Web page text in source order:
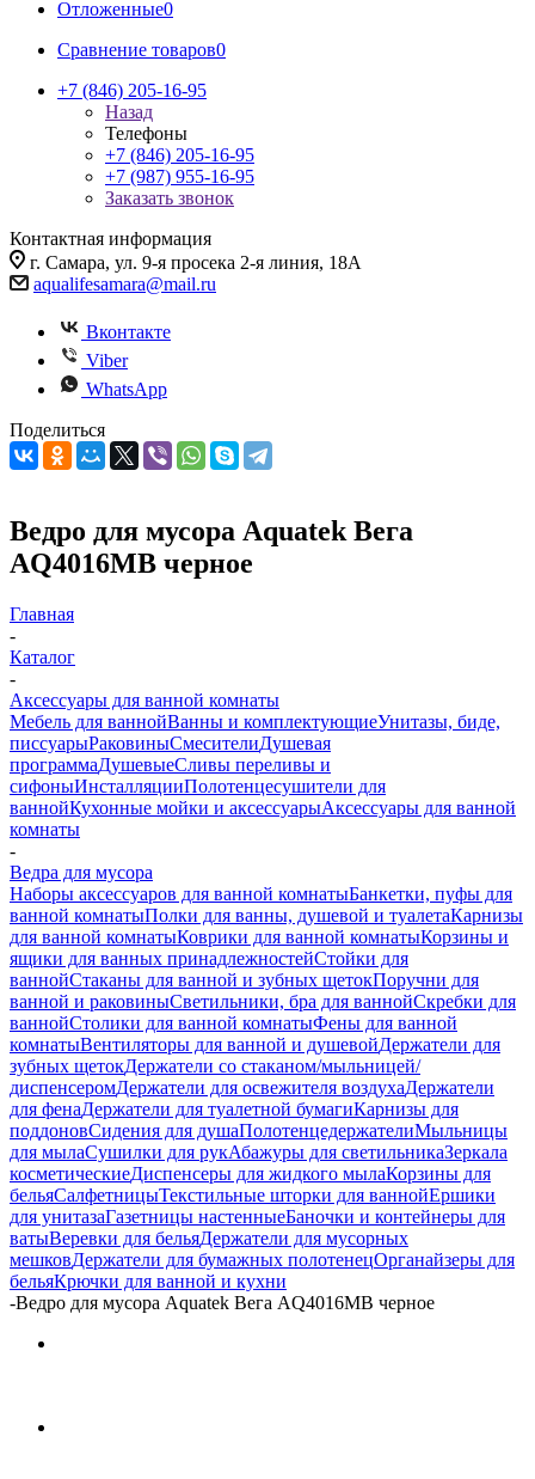
Отложенные0
Сравнение товаров0
+7 (846) 205-16-95
Назад
Телефоны
+7 (846) 205-16-95
+7 (987) 955-16-95
Заказать звонок
Контактная информация
г. Самара, ул. 9-я просека 2-я линия, 18А
aqualifesamara@mail.ru
Вконтакте
Viber
WhatsApp
Поделиться
Ведро для мусора Aquatek Вега
AQ4016MB черное
Главная
-
Каталог
-
Аксессуары для ванной комнаты
Мебель для ваннойВанны и комплектующиеУнитазы, биде,
писсуарыРаковиныСмесителиДушевая
программаДушевыеСливы переливы и
сифоныИнсталляцииПолотенцесушители для
ваннойКухонные мойки и аксессуарыАксессуары для ванной
комнаты
-
Ведра для мусора
Наборы аксессуаров для ванной комнатыБанкетки, пуфы для
ванной комнатыПолки для ванны, душевой и туалетаКарнизы
для ванной комнатыКоврики для ванной комнатыКорзины и
ящики для ванных принадлежностейСтойки для
ваннойСтаканы для ванной и зубных щетокПоручни для
ванной и раковиныСветильники, бра для ваннойСкребки для
ваннойСтолики для ванной комнатыФены для ванной
комнатыВентиляторы для ванной и душевойДержатели для
зубных щетокДержатели со стаканом/мыльницей/
диспенсеромДержатели для освежителя воздухаДержатели
для фенаДержатели для туалетной бумагиКарнизы для
поддоновСидения для душаПолотенцедержателиМыльницы
для мылаСушилки для рукАбажуры для светильникаЗеркала
косметическиеДиспенсеры для жидкого мылаКорзины для
бельяСалфетницыТекстильные шторки для ваннойЕршики
для унитазаГазетницы настенныеБаночки и контейнеры для
ватыВеревки для бельяДержатели для мусорных
мешковДержатели для бумажных полотенецОрганайзеры для
бельяКрючки для ванной и кухни
-Ведро для мусора Aquatek Вега AQ4016MB черное